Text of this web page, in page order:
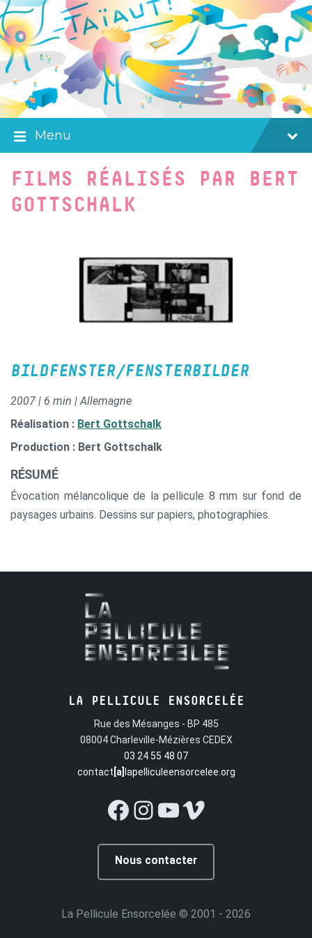
Skip
to
content
Skip
to
main
navigation
Skip
to
footer
Menu
FILMS RÉALISÉS PAR BERT
GOTTSCHALK
BILDFENSTER/FENSTERBILDER
2007 | 6 min | Allemagne
Réalisation : Bert Gottschalk
Production : Bert Gottschalk
RÉSUMÉ
Évocation mélancolique de la pellicule 8 mm sur fond de
paysages urbains. Dessins sur papiers, photographies.
LA PELLICULE ENSORCELÉE
Rue des Mésanges - BP 485
08004 Charleville-Mézières CEDEX
03 24 55 48 07
contact [a] lapelliculeensorcelee.org
Facebook
Instagram
YouTube
Vimeo
Nous contacter
La Pellicule Ensorcelée © 2001 - 2026